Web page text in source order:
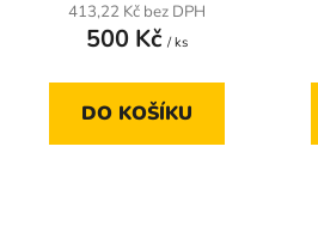
413,22 Kč bez DPH
500 Kč / ks
DO KOŠÍKU